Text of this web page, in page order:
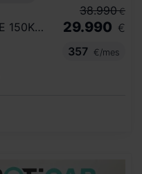
SPORTBACK S LINE 40 TFSI E 150KW S TRON
38.990 €
29.990 €
357
€/mes